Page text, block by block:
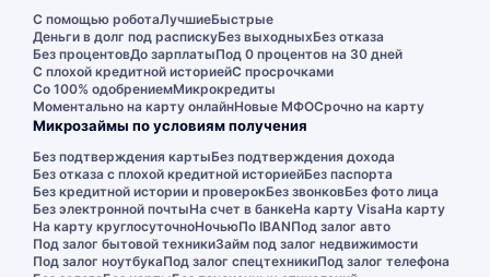
С помощью роботаЛучшиеБыстрые
Деньги в долг под распискуБез выходныхБез отказа
Без процентовДо зарплатыПод 0 процентов на 30 дней
С плохой кредитной историейС просрочками
Со 100% одобрениемМикрокредиты
Моментально на карту онлайнНовые МФОСрочно на карту
Микрозаймы по условиям получения
Без подтверждения картыБез подтверждения дохода
Без отказа с плохой кредитной историейБез паспорта
Без кредитной истории и проверокБез звонковБез фото лица
Без электронной почтыНа счет в банкеНа карту VisaНа карту
На карту круглосуточноНочьюПо IBANПод залог авто
Под залог бытовой техникиЗайм под залог недвижимости
Под залог ноутбукаПод залог спецтехникиПод залог телефона